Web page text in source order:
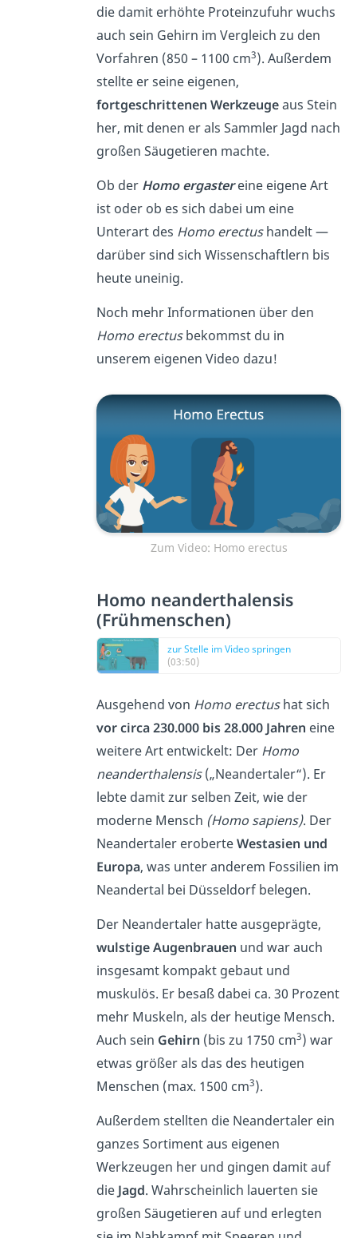
die damit erhöhte Proteinzufuhr wuchs
auch sein Gehirn im Vergleich zu den
Vorfahren (850 – 1100 cm3). Außerdem
stellte er seine eigenen,
fortgeschrittenen Werkzeugeaus Stein
her, mit denen er als Sammler Jagd nach
großen Säugetieren machte.
Ob der Homo ergastereine eigene Art
ist oder ob es sich dabei um eine
Unterart des Homo erectushandelt —
darüber sind sich Wissenschaftlern bis
heute uneinig.
Noch mehr Informationen über den
Homo erectusbekommst du in
unserem eigenen Video dazu!
Zum Video: Homo erectus
Homo neanderthalensis
(Frühmenschen)
zur Stelle im Video springen
(03:50)
Ausgehend von Homo erectushat sich
vor circa 230.000 bis 28.000 Jahren eine
weitere Art entwickelt: Der Homo
neanderthalensis(„Neandertaler“). Er
lebte damit zur selben Zeit, wie der
moderne Mensch (Homo sapiens). Der
Neandertaler eroberteWestasien und
Europa, was unter anderem Fossilien im
Neandertal bei Düsseldorf belegen.
Der Neandertaler hatte ausgeprägte,
wulstige Augenbrauen und war auch
insgesamt kompakt gebaut und
muskulös. Er besaß dabei ca. 30 Prozent
mehr Muskeln, als der heutige Mensch.
Auch sein Gehirn (bis zu 1750 cm3) war
etwas größer als das des heutigen
Menschen (max. 1500 cm3).
Außerdem stellten die Neandertaler ein
ganzes Sortiment aus eigenen
Werkzeugen her und gingen damit auf
die Jagd. Wahrscheinlich lauerten sie
großen Säugetieren auf und erlegten